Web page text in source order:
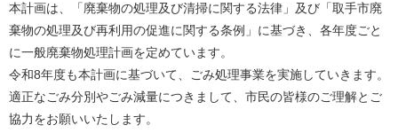
本計画は、「廃棄物の処理及び清掃に関する法律」及び「取手市廃
棄物の処理及び再利用の促進に関する条例」に基づき、各年度ごと
に一般廃棄物処理計画を定めています。
令和8年度も本計画に基づいて、ごみ処理事業を実施していきます。
適正なごみ分別やごみ減量につきまして、市民の皆様のご理解とご
協力をお願いいたします。